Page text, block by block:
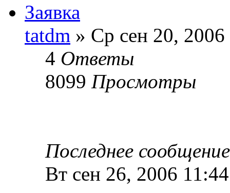
Заявка
tatdm » Ср сен 20,
4 Ответы
8099 Просмотры
Последнее
Вт сен 26, 2006